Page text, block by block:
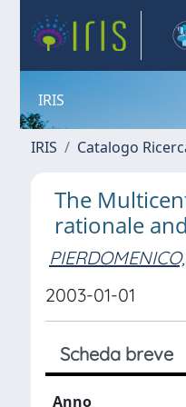
IRIS
IRIS Catalogo
The
rationale
2003-01-01
Scheda breve
Anno